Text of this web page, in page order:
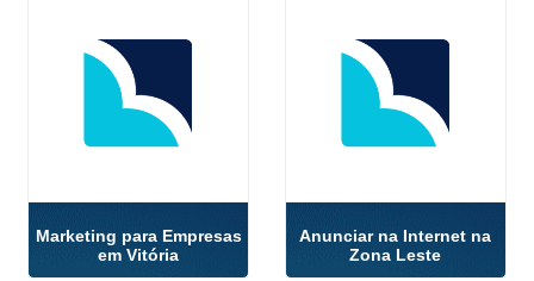
Marketing para Empresas
em Vitória
Anunciar na Internet na
Zona Leste